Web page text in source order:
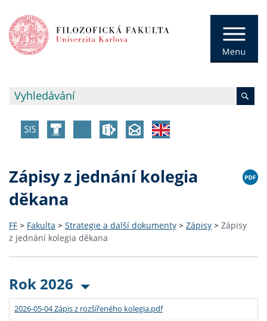
Zápisy z jednání kolegia
děkana
FF > Fakulta > Strategie a další dokumenty > Zápisy > Zápisy
z jednání kolegia děkana
Rok 2026
2026-05-04 Zápis z rozšířeného kolegia.pdf